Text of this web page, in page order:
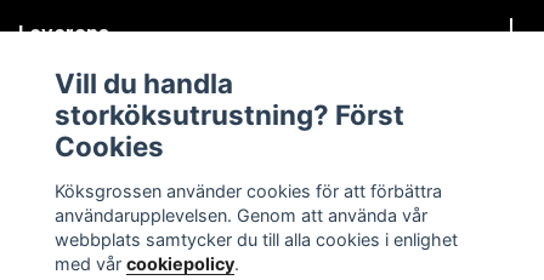
Leverans
Kundinformation
Vill du handla
storköksutrustning? Först
Cookies
Köksgrossen använder cookies för att förbättra
användarupplevelsen. Genom att använda vår
webbplats samtycker du till alla cookies i enlighet
med vår cookiepolicy.